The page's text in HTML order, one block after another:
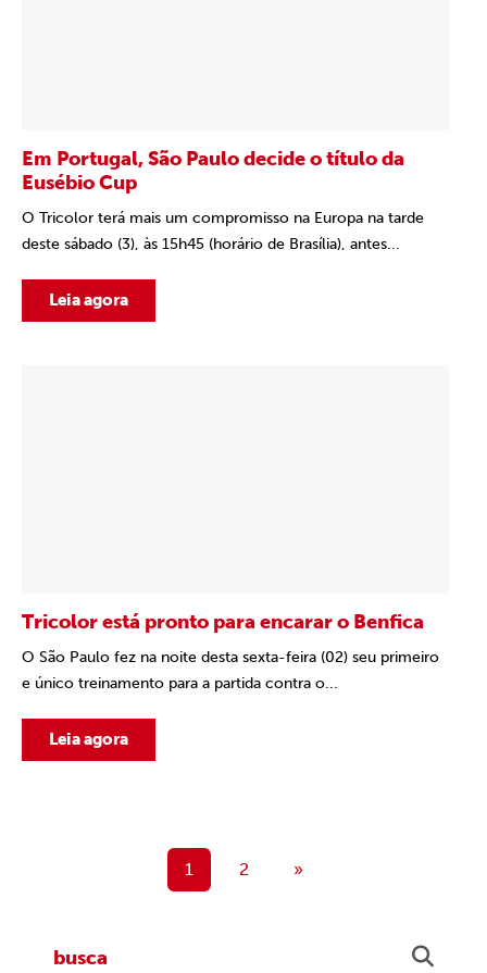
Em Portugal, São Paulo decide o título da
Eusébio Cup
O Tricolor terá mais um compromisso na Europa na tarde
deste sábado (3), às 15h45 (horário de Brasília), antes...
Leia agora
Tricolor está pronto para encarar o Benfica
O São Paulo fez na noite desta sexta-feira (02) seu primeiro
e único treinamento para a partida contra o...
Leia agora
1 2 »